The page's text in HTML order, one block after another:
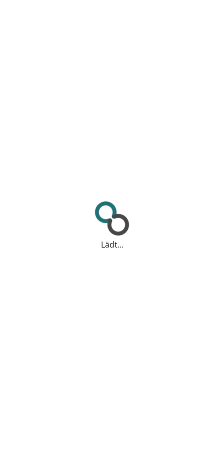
Lädt...